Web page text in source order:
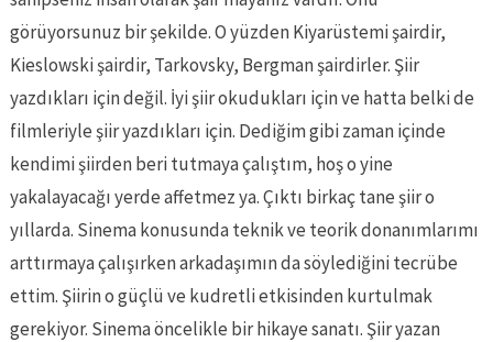
görüyorsunuz bir şekilde. O yüzden Kiyarüstemi şairdir,
Kieslowski şairdir, Tarkovsky, Bergman şairdirler. Şiir
yazdıkları için değil. İyi şiir okudukları için ve hatta belki de
filmleriyle şiir yazdıkları için. Dediğim gibi zaman içinde
kendimi şiirden beri tutmaya çalıştım, hoş o yine
yakalayacağı yerde affetmez ya. Çıktı birkaç tane şiir o
yıllarda. Sinema konusunda teknik ve teorik donanımlarımı
arttırmaya çalışırken arkadaşımın da söylediğini tecrübe
ettim. Şiirin o güçlü ve kudretli etkisinden kurtulmak
gerekiyor. Sinema öncelikle bir hikaye sanatı. Şiir yazan